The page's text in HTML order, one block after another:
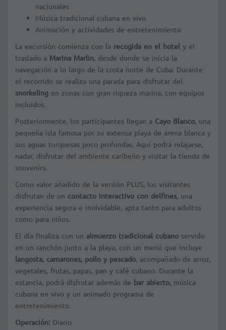
nacionales
Música tradicional cubana en vivo
Animación y actividades de entretenimiento
La excursión comienza con la recogida en el hotel y el
traslado a Marina Marlin, desde donde se inicia la
navegación a lo largo de la costa norte de Cuba. Durante
el recorrido se realiza una parada para disfrutar del
snorkeling en zonas con gran riqueza marina, con equipos
incluidos.
Posteriormente, los participantes llegan a Cayo Blanco, una
pequeña isla famosa por su extensa playa de arena blanca y
sus aguas turquesas poco profundas. Aquí podrá relajarse,
nadar, disfrutar del ambiente caribeño y visitar la tienda de
souvenirs.
Como valor añadido de la versión PLUS, los visitantes
disfrutan de un contacto interactivo con delfines, una
experiencia segura e inolvidable, apta tanto para adultos
como para niños.
El día finaliza con un almuerzo tradicional cubano servido
en un ranchón junto a la playa, con un menú que incluye
langosta, camarones, pollo y pescado, acompañado de arroz,
vegetales, frutas, papas, pan y café cubano. Durante la
estancia, podrá disfrutar además de bar abierto, música
cubana en vivo y un animado programa de
entretenimiento.
Operación: Diario